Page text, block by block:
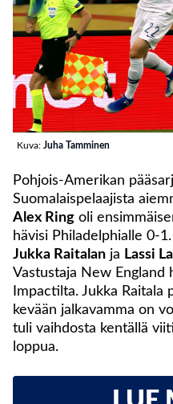
Kuva: Juha Tamminen
Pohjois-Amerikan
Suomalaispelaajista
Alex Ring oli
hävisi Philadelphialle 0-
Jukka Raitalan ja Lassi
Vastustaja New England
Impactilta. Jukka
kevään jalkavamma on
tuli vaihdosta kentällä
loppua.